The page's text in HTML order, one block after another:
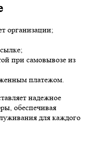
организации;
при самовывозе из
платежом.
надежное
обеспечивая
для каждого